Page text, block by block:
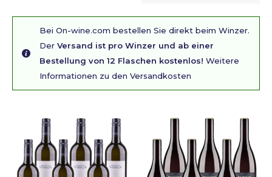
Bei On-wine.com bestellen Sie direkt beim Winzer.
Der Versand ist pro Winzer und ab einer
Bestellung von 12 Flaschen kostenlos! Weitere
Informationen zu den Versandkosten